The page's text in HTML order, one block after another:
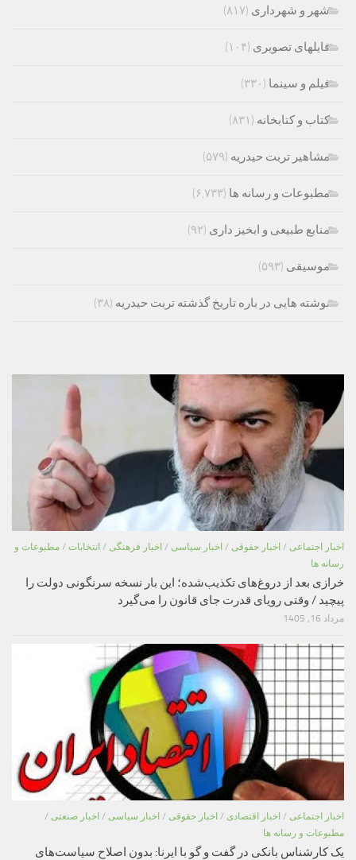
شهر و شهرداری (۸۱۷)
فایلهای تصویری (۱۰۴)
فیلم و سینما (۳۳۰)
کتاب و کتابخانه (۸۳۱)
مشاهیر تربت حیدریه (۵۷۹)
مطبوعات و رسانه ها (۶,۷۳۳)
منابع طبیعی و ابخیز داری (۹۲)
موسیقی (۵۹۳)
نوشته هایی در باره تاریخ گذشته تربت حیدریه (۳۸)
اخبار اجتماعی / اخبار حقوقی / اخبار سیاسی / اخبار فرهنگی / انتخابات / مطبوعات و
رسانه ها
خرازی بعد از دروغ‌های تکذیب‌شده؛ این بار نسخه سرنگونی دولت را
پیچید / وقتی رویای قدرت جای قانون را می‌گیرد
مرداد 16, 1405
اخبار اجتماعی / اخبار اقتصادی / اخبار حقوقی / اخبار سیاسی / اخبار صنعتی /
مطبوعات و رسانه ها
یک کارشناس بانکی در گفت و گو با ایرنا: بدون اصلاح سیاست‌های